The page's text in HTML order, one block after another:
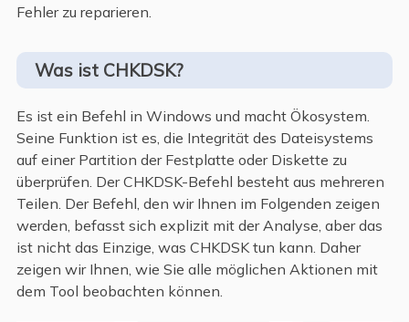
Fehler zu reparieren.
Was ist CHKDSK?
Es ist ein Befehl in Windows und macht Ökosystem.
Seine Funktion ist es, die Integrität des Dateisystems
auf einer Partition der Festplatte oder Diskette zu
überprüfen. Der CHKDSK-Befehl besteht aus mehreren
Teilen. Der Befehl, den wir Ihnen im Folgenden zeigen
werden, befasst sich explizit mit der Analyse, aber das
ist nicht das Einzige, was CHKDSK tun kann. Daher
zeigen wir Ihnen, wie Sie alle möglichen Aktionen mit
dem Tool beobachten können.